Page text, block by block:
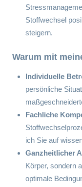
Stoffwechsel
steigern.
Warum mit
Individuelle
persönliche
Fachliche
ich Sie auf
Ganzheitlicher
Körper, sondern
optimale